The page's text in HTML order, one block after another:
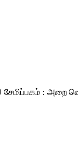
சேமிப்பகம் : அறை